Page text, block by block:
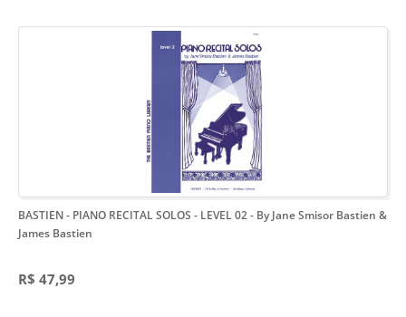
BASTIEN - PIANO RECITAL SOLOS - LEVEL 02- By Jane Smisor Bastien &
James Bastien
R$ 47,99